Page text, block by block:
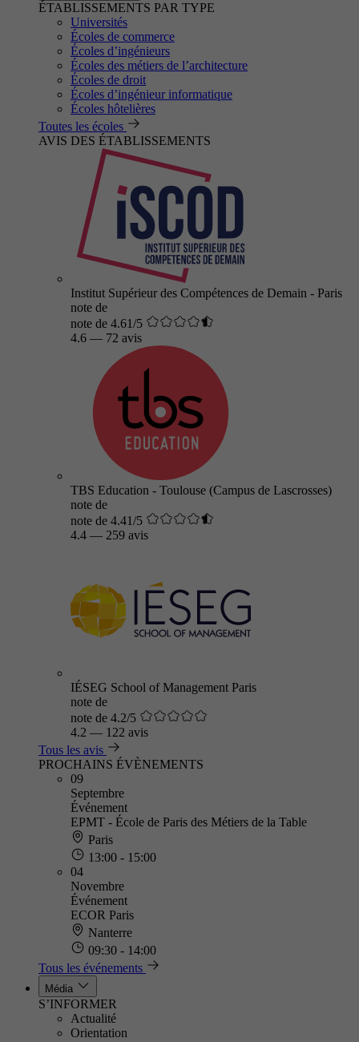
ÉTABLISSEMENTS PAR TYPE
Universités
Écoles de commerce
Écoles d’ingénieurs
Écoles des métiers de l’architecture
Écoles de droit
Écoles d’ingénieur informatique
Écoles hôtelières
Toutes les écoles
AVIS DES ÉTABLISSEMENTS
Institut Supérieur des Compétences de Demain - Paris
note de
note de 4.61/5
4.6 — 72 avis
TBS Education - Toulouse (Campus de Lascrosses)
note de
note de 4.41/5
4.4 — 259 avis
IÉSEG School of Management Paris
note de
note de 4.2/5
4.2 — 122 avis
Tous les avis
PROCHAINS ÉVÈNEMENTS
09
Septembre
Événement
EPMT - École de Paris des Métiers de la Table
Paris
13:00 - 15:00
04
Novembre
Événement
ECOR Paris
Nanterre
09:30 - 14:00
Tous les événements
Média
S’INFORMER
Actualité
Orientation